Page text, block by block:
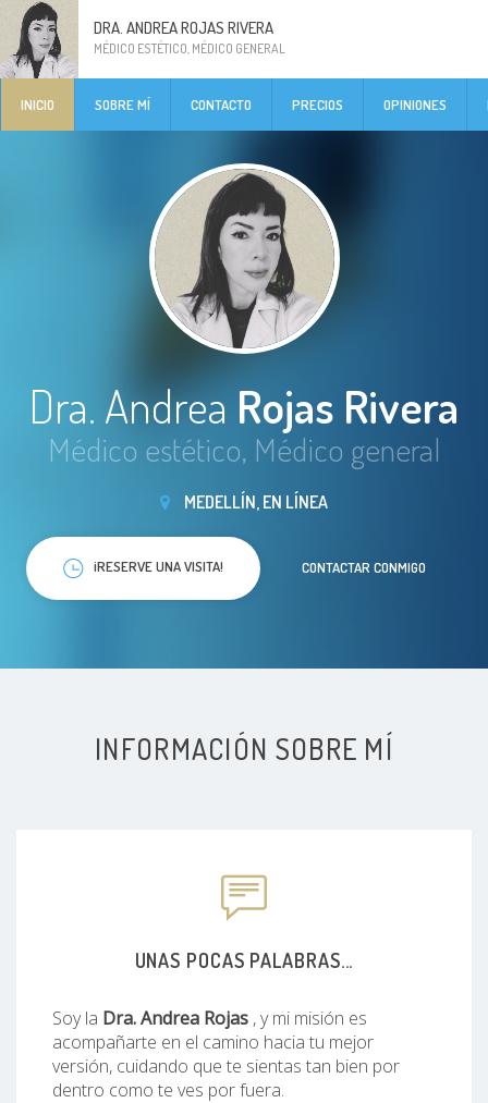
DRA. ANDREA ROJAS RIVERA
MÉDICO ESTÉTICO, MÉDICO GENERAL
INICIO SOBRE MÍ CONTACTO PRECIOS OPINIONES
Dra. Andrea Rojas Rivera
Médico estético, Médico general
MEDELLÍN, EN LÍNEA
¡RESERVE UNA VISITA! CONTACTAR CONMIGO
INFORMACIÓN SOBRE MÍ
UNAS POCAS PALABRAS...
Soy la Dra. Andrea Rojas , y mi misión es
acompañarte en el camino hacia tu mejor
versión, cuidando que te sientas tan bien por
dentro como te ves por fuera.